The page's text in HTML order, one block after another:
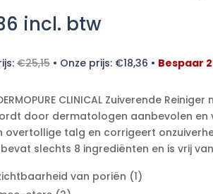
incl. btw
€25,15• Onze prijs: €18,36 • Bespaar
CLINICAL Zuiverende
door dermatologen aanbevolen en
overtollige talg en corrigeert
slechts 8 ingrediënten en is vrij
van poriën (1)